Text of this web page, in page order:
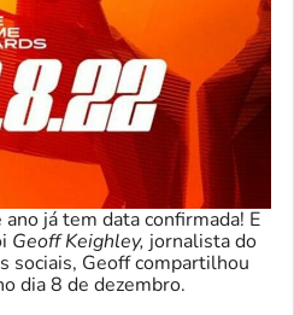
ano já tem data confirmada! E
Geoff Keighley, jornalista do
sociais, Geoff compartilhou
dia 8 de dezembro.